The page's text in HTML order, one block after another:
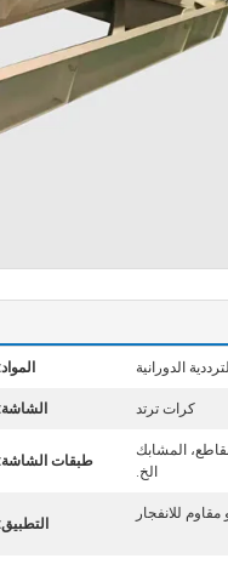
الدورانية المواد:
كرات ترتد الشاشة:
المشابك
الخ.
طبقات الشاشة:
للانفجار
التطبيق: